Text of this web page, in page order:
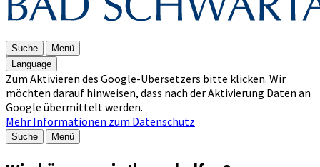
Suche
Menü
Language
Zum Aktivieren des Google-Übersetzers bitte klicken. Wir
möchten darauf hinweisen, dass nach der Aktivierung Daten an
Google übermittelt werden.
Mehr Informationen zum Datenschutz
Suche Menü